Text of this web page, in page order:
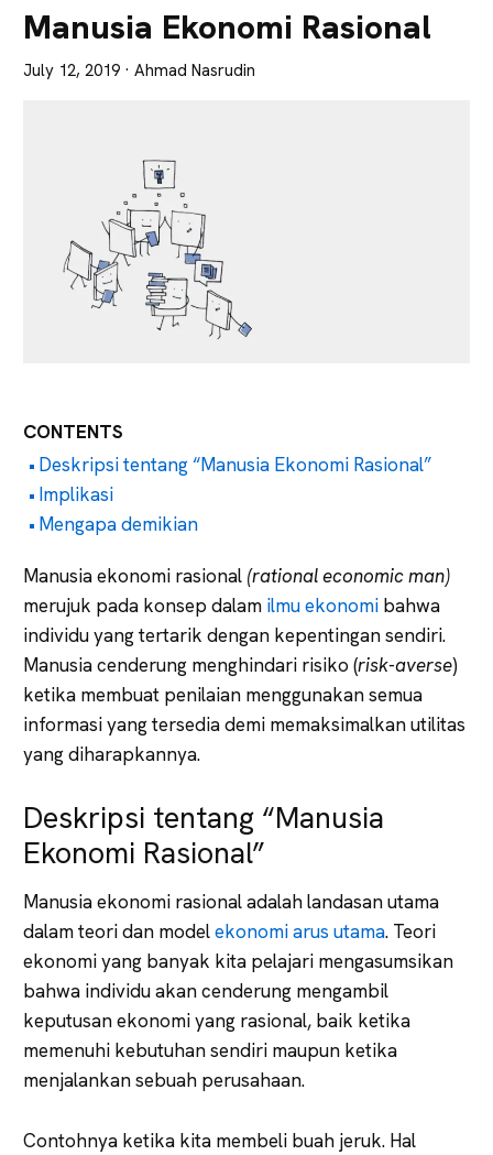
Tajam
Manusia Ekonomi Rasional
July 12, 2019 · Ahmad Nasrudin
CONTENTS
Deskripsi tentang “Manusia Ekonomi Rasional”
Implikasi
Mengapa demikian
Manusia ekonomi rasional (rational economic man)
merujuk pada konsep dalam ilmu ekonomi bahwa
individu yang tertarik dengan kepentingan sendiri.
Manusia cenderung menghindari risiko (risk-averse)
ketika membuat penilaian menggunakan semua
informasi yang tersedia demi memaksimalkan utilitas
yang diharapkannya.
Deskripsi tentang “Manusia
Ekonomi Rasional”
Manusia ekonomi rasional adalah landasan utama
dalam teori dan modelekonomi arus utama. Teori
ekonomi yang banyak kita pelajari mengasumsikan
bahwa individu akan cenderung mengambil
keputusan ekonomi yang rasional, baik ketika
memenuhi kebutuhan sendiri maupun ketika
menjalankan sebuah perusahaan.
Contohnya ketika kita membeli buah jeruk. Hal